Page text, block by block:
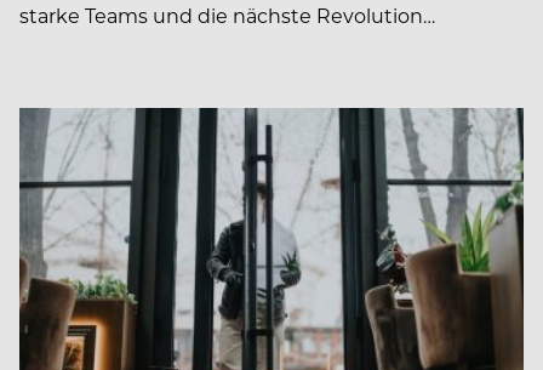
starke Teams und die nächste Revolution…